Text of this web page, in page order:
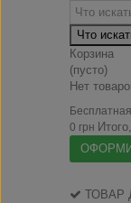
Что
Корзина
(пусто)
Нет
0 грн
ТОВАР